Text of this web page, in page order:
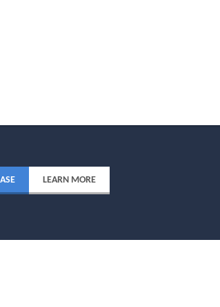
LEARN MORE